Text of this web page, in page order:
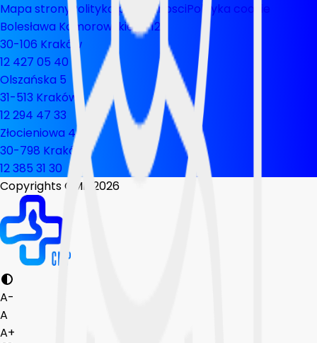
Mapa strony Polityka prywatnosciPolityka cookie
Bolesława Komorowskiego 12
30-106 Kraków
12 427 05 40
Olszańska 5
31-513 Kraków
12 294 47 33
Złocieniowa 44
30-798 Kraków
12 385 31 30
Copyrights CMP 2026
A-
A
A+